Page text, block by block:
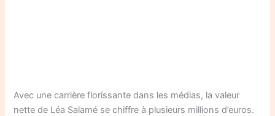
Avec une carrière florissante dans les médias, la valeur
nette de Léa Salamé se chiffre à plusieurs millions d’euros.